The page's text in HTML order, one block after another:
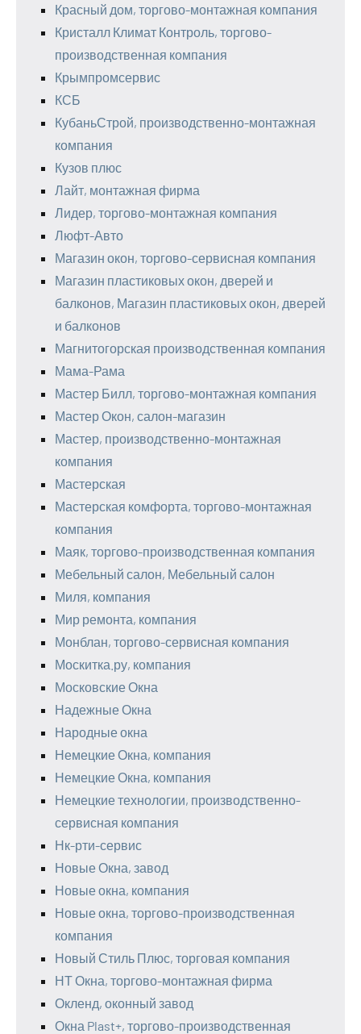
Красный дом, торгово-монтажная компания
Кристалл Климат Контроль, торгово-
производственная компания
Крымпромсервис
КСБ
КубаньСтрой, производственно-монтажная
компания
Кузов плюс
Лайт, монтажная фирма
Лидер, торгово-монтажная компания
Люфт-Авто
Магазин окон, торгово-сервисная компания
Магазин пластиковых окон, дверей и
балконов, Магазин пластиковых окон, дверей
и балконов
Магнитогорская производственная компания
Мама-Рама
Мастер Билл, торгово-монтажная компания
Мастер Окон, салон-магазин
Мастер, производственно-монтажная
компания
Мастерская
Мастерская комфорта, торгово-монтажная
компания
Маяк, торгово-производственная компания
Мебельный салон, Мебельный салон
Миля, компания
Мир ремонта, компания
Монблан, торгово-сервисная компания
Москитка.ру, компания
Московские Окна
Надежные Окна
Народные окна
Немецкие Окна, компания
Немецкие Окна, компания
Немецкие технологии, производственно-
сервисная компания
Нк-рти-сервис
Новые Окна, завод
Новые окна, компания
Новые окна, торгово-производственная
компания
Новый Стиль Плюс, торговая компания
НТ Окна, торгово-монтажная фирма
Окленд, оконный завод
Окна Plast+, торгово-производственная